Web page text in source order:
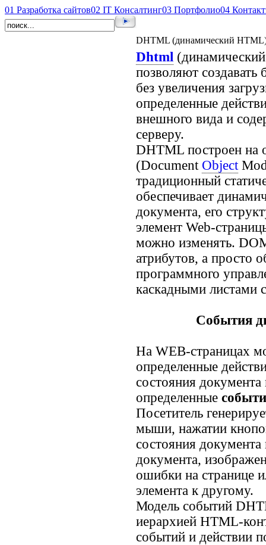
01 Разработка сайтов02 IT Консалтинг03 Портфолио04
DHTML (динамический
Dhtml
позволяют создавать
без увеличения
определенные
внешного вида и
серверу.
DHTML построен на
(Document Object
традиционный
обеспечивает
документа, его
элемент Web-
можно изменять.
атрибутов, а просто
программного
каскадными листами
События
На WEB-страницах
определенные
состояния
определенные
Посетитель
мыши, нажатии
состояния
документа,
ошибки на странице
элемента к другому.
Модель событий
иерархией HTML-
событий и действии